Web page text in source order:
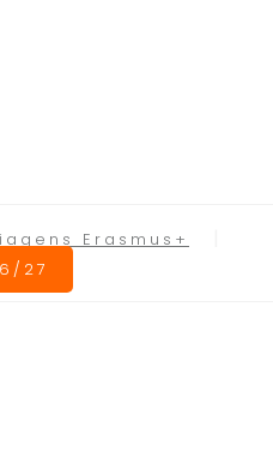
Erasmus+
27